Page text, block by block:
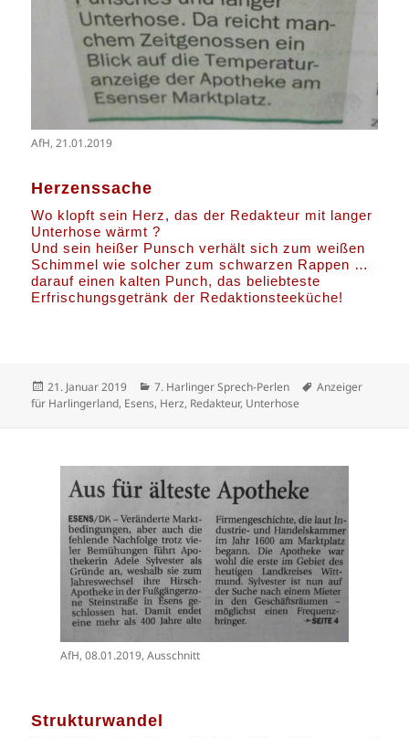
AfH, 21.01.2019
Herzenssache
Wo klopft sein Herz, das der Redakteur mit langer
Unterhose wärmt ?
Und sein heißer Punsch verhält sich zum weißen
Schimmel wie solcher zum schwarzen Rappen …
darauf einen kalten Punch, das beliebteste
Erfrischungsgetränk der Redaktionsteeküche!
Veröffentlicht
am
21. Januar 2019 Kategorien
7. Harlinger Sprech-Perlen Schlagwörter
Anzeiger
für Harlingerland, Esens, Herz, Redakteur, Unterhose
AfH, 08.01.2019, Ausschnitt
Strukturwandel